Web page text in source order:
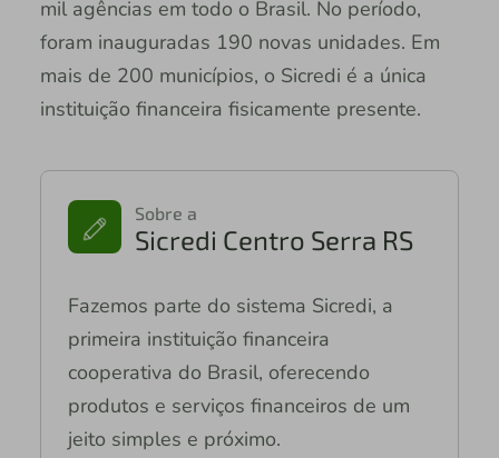
mil agências em todo o Brasil. No período,
foram inauguradas 190 novas unidades. Em
mais de 200 municípios, o Sicredi é a única
instituição financeira fisicamente presente.
Sobre a
Sicredi Centro Serra RS
Fazemos parte do sistema Sicredi, a
primeira instituição financeira
cooperativa do Brasil, oferecendo
produtos e serviços financeiros de um
jeito simples e próximo.